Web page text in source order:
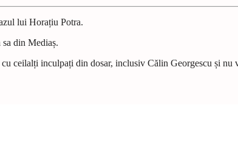
lui Horațiu Potra.
din Mediaș.
ceilalți inculpați din dosar, inclusiv Călin Georgescu și nu